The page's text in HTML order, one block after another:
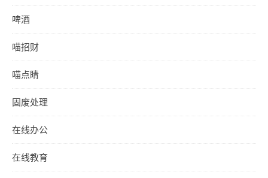
啤酒
喵招财
喵点睛
固废处理
在线办公
在线教育